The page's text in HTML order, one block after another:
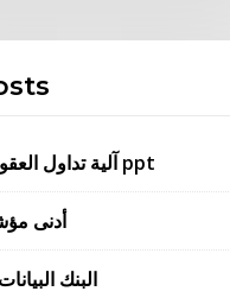
آلية تداول العقود المستقبلية ppt
أدنى
البنك